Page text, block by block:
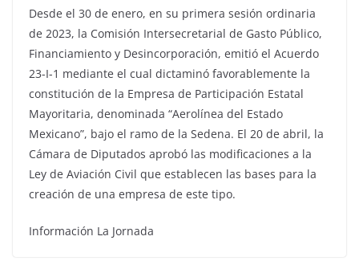
Desde el 30 de enero, en su primera sesión ordinaria
de 2023, la Comisión Intersecretarial de Gasto Público,
Financiamiento y Desincorporación, emitió el Acuerdo
23-I-1 mediante el cual dictaminó favorablemente la
constitución de la Empresa de Participación Estatal
Mayoritaria, denominada “Aerolínea del Estado
Mexicano”, bajo el ramo de la Sedena. El 20 de abril, la
Cámara de Diputados aprobó las modificaciones a la
Ley de Aviación Civil que establecen las bases para la
creación de una empresa de este tipo.
Información La Jornada